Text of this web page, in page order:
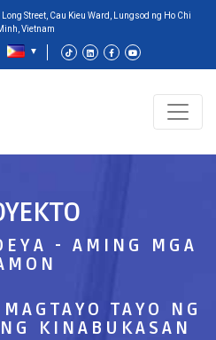
Street, Cau Kieu Ward, Lungsod ng Ho Chi
Vietnam
- AMING MGA
TAYO NG
KINABUKASAN